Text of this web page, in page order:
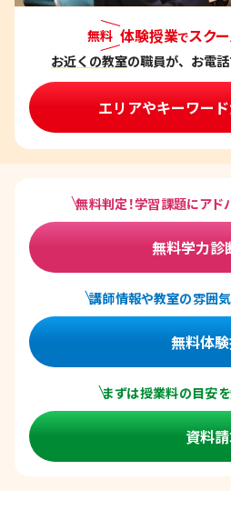
無料 体験授業でスク
お近くの教室の職員が、お電
エリアやキーワー
無料判定！学習課題にアド
無料学力診
講師情報や教室の雰囲
無料体
まずは授業料の目安
資料